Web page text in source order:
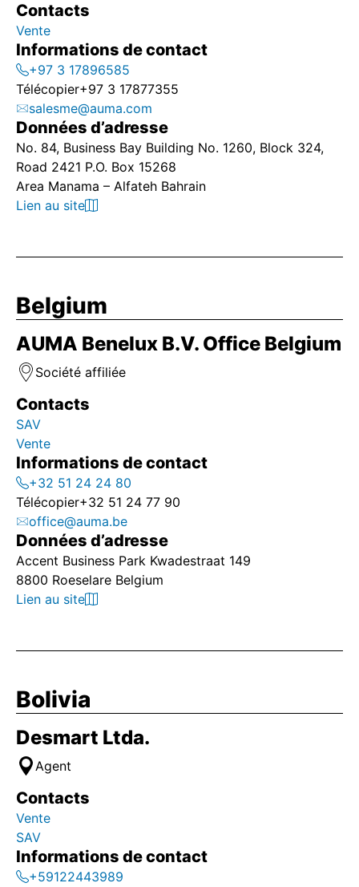
Contacts
Vente
Informations de contact
+97 3 17896585
Télécopier+97 3 17877355
salesme@auma.com
Données d’adresse
No. 84, Business Bay Building No. 1260, Block 324,
Road 2421 P.O. Box 15268
Area Manama – Alfateh Bahrain
Lien au site
Belgium
AUMA Benelux B.V. Office Belgium
Société affiliée
Contacts
SAV
Vente
Informations de contact
+32 51 24 24 80
Télécopier+32 51 24 77 90
office@auma.be
Données d’adresse
Accent Business Park Kwadestraat 149
8800 Roeselare Belgium
Lien au site
Bolivia
Desmart Ltda.
Agent
Contacts
Vente
SAV
Informations de contact
+59122443989